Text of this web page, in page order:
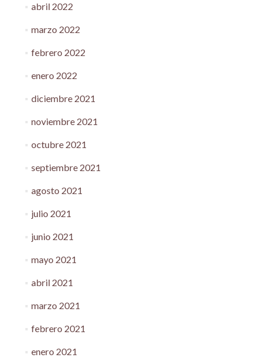
abril 2022
marzo 2022
febrero 2022
enero 2022
diciembre 2021
noviembre 2021
octubre 2021
septiembre 2021
agosto 2021
julio 2021
junio 2021
mayo 2021
abril 2021
marzo 2021
febrero 2021
enero 2021